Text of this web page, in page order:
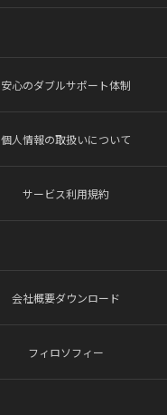
安心のダブルサポート体制
個人情報の取扱いについて
サービス利用規約
会社概要ダウンロード
フィロソフィー